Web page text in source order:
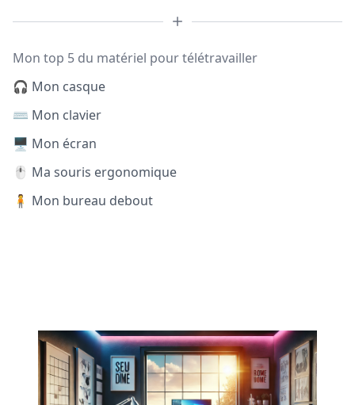
Mon top 5 du matériel pour télétravailler
🎧 Mon casque
⌨️ Mon clavier
🖥️ Mon écran
🖱️ Ma souris ergonomique
🧍 Mon bureau debout